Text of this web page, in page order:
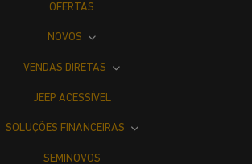
OFERTAS
NOVOS
VENDAS DIRETAS
JEEP ACESSÍVEL
SOLUÇÕES FINANCEIRAS
SEMINOVOS